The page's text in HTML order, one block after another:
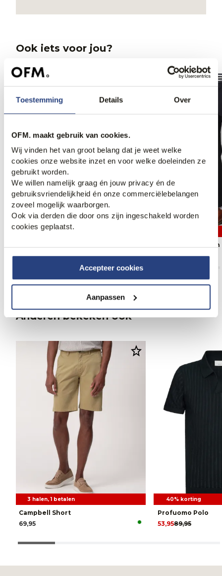
Toestemming Details Over
OFM. maakt gebruik van cookies.
Wij vinden het van groot belang dat je weet welke
cookies onze website inzet en voor welke doeleinden ze
gebruikt worden.
We willen namelijk graag én jouw privacy én de
gebruiksvriendelijkheid én onze commerciëlebelangen
zoveel mogelijk waarborgen.
Ook via derden die door ons zijn ingeschakeld worden
cookies geplaatst.
Accepteer cookies
Aanpassen
Ook iets voor jou?
70% korting
99,99
29,95
J.C. RAGS Pantalon
119,95
47,95
Anderen bekeken ook
3 halen, 1 betalen
Campbell Short
69,95
40% korting
Profuomo Polo
89,95
53,95